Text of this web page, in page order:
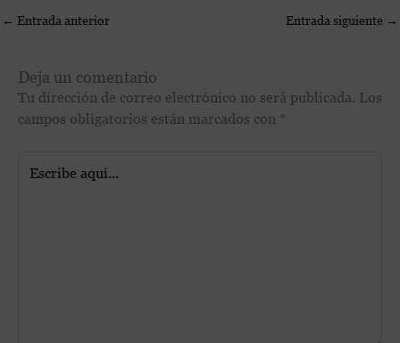
← Entrada anterior Entrada siguiente →
Deja un comentario
Tu dirección de correo electrónico no será publicada. Los
campos obligatorios están marcados con *
aquí...